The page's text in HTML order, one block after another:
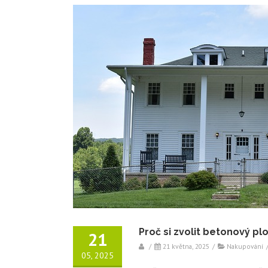
21
05, 2025
Proč si zvolit betonový
/ 21 května, 2025 / Nakupování /